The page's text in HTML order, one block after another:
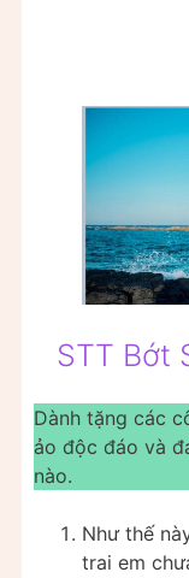
STT Bớt
Dành tặng các
ảo độc đáo và
nào.
Như thế
trai em